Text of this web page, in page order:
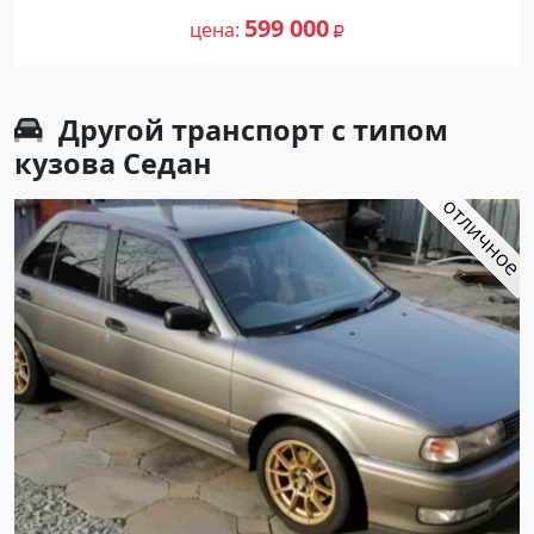
рублей, объявление №27302 на сайте
Авторынок23
цена 599 000
Другой транспорт с типом
кузова Седан